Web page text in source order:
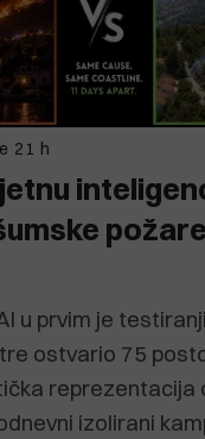
21 h
u prvim je
ostvario 75
reprezentacija
izolirani